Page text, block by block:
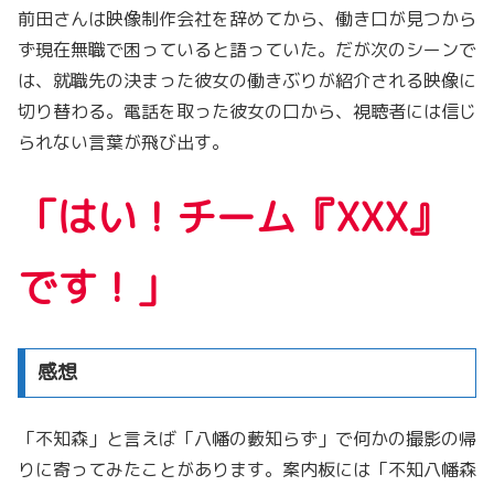
前田さんは映像制作会社を辞めてから、働き口が見つから
ず現在無職で困っていると語っていた。だが次のシーンで
は、就職先の決まった彼女の働きぶりが紹介される映像に
切り替わる。電話を取った彼女の口から、視聴者には信じ
られない言葉が飛び出す。
「はい！チーム『XXX』
です！」
感想
「不知森」と言えば「八幡の藪知らず」で何かの撮影の帰
りに寄ってみたことがあります。案内板には「不知八幡森